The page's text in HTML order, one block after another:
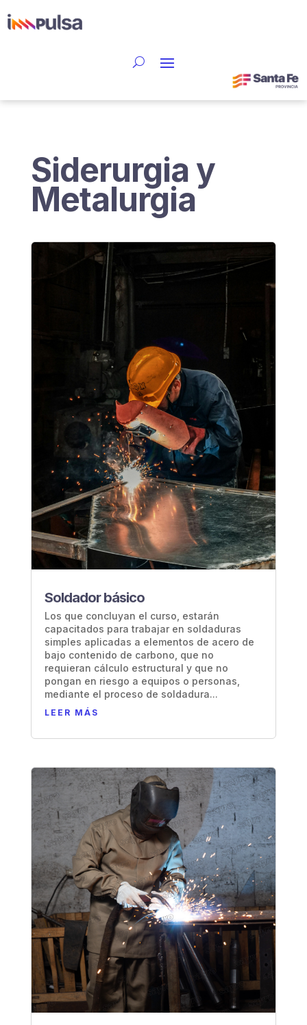
Siderurgia y
Metalurgia
Soldador básico
Los que concluyan el curso, estarán
capacitados para trabajar en soldaduras
simples aplicadas a elementos de acero de
bajo contenido de carbono, que no
requieran cálculo estructural y que no
pongan en riesgo a equipos o personas,
mediante el proceso de soldadura...
LEER MÁS